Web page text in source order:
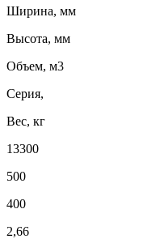
Ширина, мм
Высота, мм
Объем, м3
Серия,
Вес, кг
13300
500
400
2,66